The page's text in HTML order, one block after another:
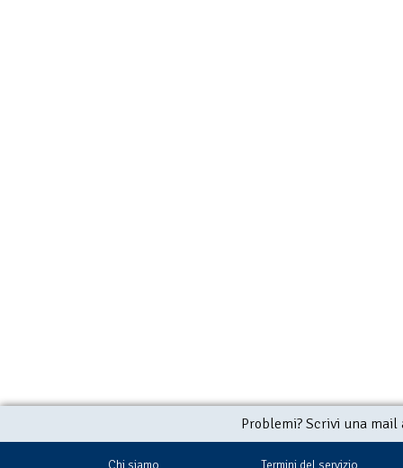
Problemi? Scrivi una
Chi siamo
Termini del servizio